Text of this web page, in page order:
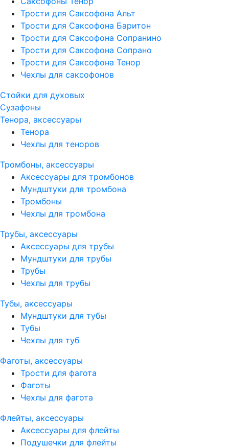
Трости для Саксофона Альт
Трости для Саксофона Баритон
Трости для Саксофона Сопранино
Трости для Саксофона Сопрано
Трости для Саксофона Тенор
Чехлы для саксофонов
Стойки для духовых
Сузафоны
Тенора, аксессуары
Тенора
Чехлы для теноров
Тромбоны, аксессуары
Аксессуары для тромбонов
Мундштуки для тромбона
Тромбоны
Чехлы для тромбона
Трубы, аксессуары
Аксессуары для трубы
Мундштуки для трубы
Трубы
Чехлы для трубы
Тубы, аксессуары
Мундштуки для тубы
Тубы
Чехлы для туб
Фаготы, аксессуары
Трости для фагота
Фаготы
Чехлы для фагота
Флейты, аксессуары
Аксессуары для флейты
Подушечки для флейты